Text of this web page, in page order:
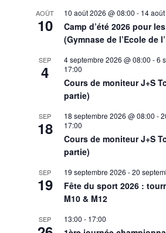
AOÛT
10
10 août 2026 @ 08:00 - 14
Camp d’été 2026 pour
(Gymnase de l’Ecole de
SEP
4
4 septembre 2026 @ 08:00 -6
17:00
Cours de moniteur J+S
partie)
SEP
18
18 septembre 2026 @ 08:00 -
17:00
Cours de moniteur J+S
partie)
SEP
19
19 septembre 2026 -20
Fête du sport 2026 :
M10 & M12
SEP 13:00 - 17:00